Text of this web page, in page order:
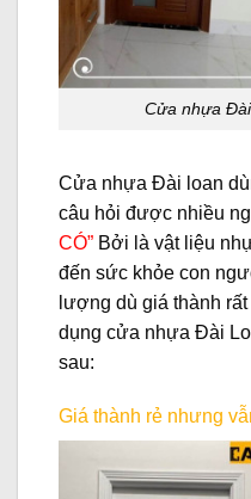
Cửa nhựa
Cửa nhựa Đài loan
câu hỏi được nhiều
CÓ” Bởi là vật liệu
đến sức khỏe con
lượng dù giá thành
dụng cửa nhựa Đài
sau:
Giá thành rẻ nhưng